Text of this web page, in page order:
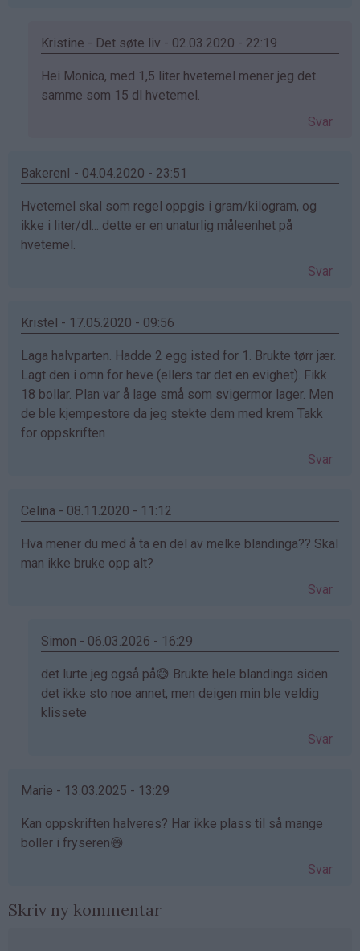
Kristine - Det søte liv - 02.03.2020 - 22:19
Som
svar
(ikke
Hei Monica, med 1,5 liter hvetemel mener jeg det
samme som 15 dl hvetemel.
Svar
BakerenI - 04.04.2020 - 23:51
Hvetemel skal som regel oppgis i gram/kilogram, og
ikke i liter/dl... dette er en unaturlig måleenhet på
hvetemel.
Svar
Kristel - 17.05.2020 - 09:56
Laga halvparten. Hadde 2 egg isted for 1. Brukte tørr jær.
Lagt den i omn for heve (ellers tar det en evighet). Fikk
18 bollar. Plan var å lage små som svigermor lager. Men
de ble kjempestore da jeg stekte dem med krem Takk
for oppskriften
Svar
Celina - 08.11.2020 - 11:12
Hva mener du med å ta en del av melke blandinga?? Skal
man ikke bruke opp alt?
Svar
Simon - 06.03.2026 - 16:29
Som
svar
på
bekreftet)
det lurte jeg også på😅 Brukte hele blandinga siden
det ikke sto noe annet, men deigen min ble veldig
klissete
Svar
Marie - 13.03.2025 - 13:29
Kan oppskriften halveres? Har ikke plass til så mange
boller i fryseren😅
Svar
Skriv ny kommentar